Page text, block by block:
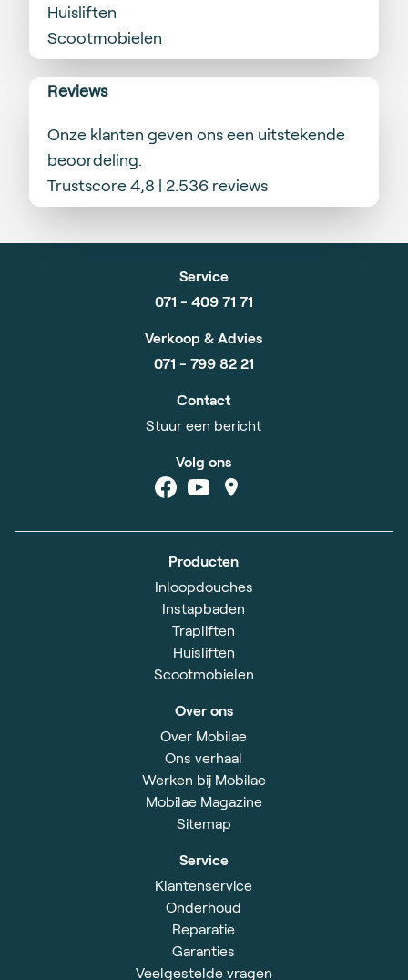
Huisliften
Scootmobielen
Reviews
Onze klanten geven ons een uitstekende
beoordeling.
Trustscore 4,8 | 2.536 reviews
Service
071 - 409 71 71
Verkoop & Advies
071 - 799 82 21
Contact
Stuur een bericht
Volg ons
Producten
Inloopdouches
Instapbaden
Trapliften
Huisliften
Scootmobielen
Over ons
Over Mobilae
Ons verhaal
Werken bij Mobilae
Mobilae Magazine
Sitemap
Service
Klantenservice
Onderhoud
Reparatie
Garanties
Veelgestelde vragen